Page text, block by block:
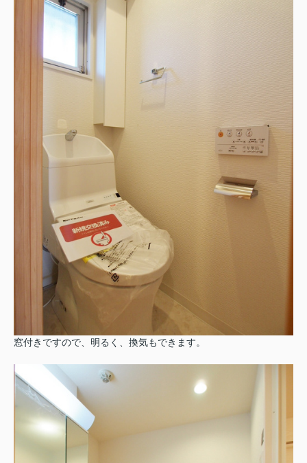
窓付きですので、明るく、換気もできます。